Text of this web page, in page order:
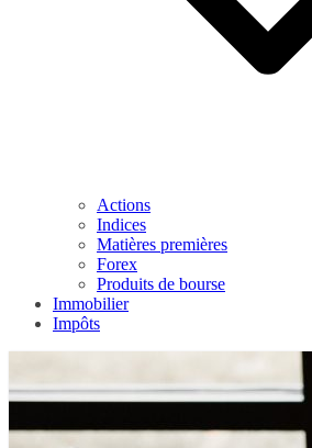
Actions
Indices
Matières premières
Forex
Produits de bourse
Immobilier
Impôts